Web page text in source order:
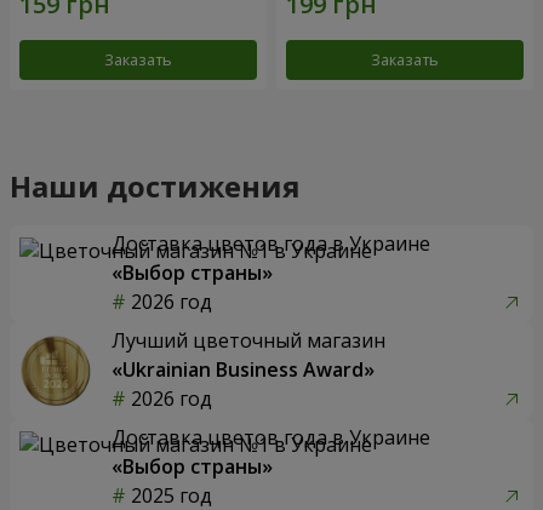
Заказать Заказать
Наши достижения
Доставка цветов года в Украине
«Выбор страны»
2026 год
Лучший цветочный магазин
«Ukrainian Business Award»
2026 год
Доставка цветов года в Украине
«Выбор страны»
2025 год